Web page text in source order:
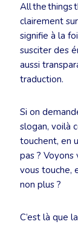
All the things
clairement
signifie à la
susciter des
aussi
traduction.
Si on
slogan, voilà
touchent, en
pas ?
vous touche,
non plus ?
C’est là que